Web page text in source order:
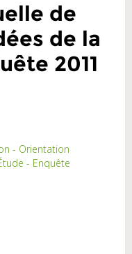
de
de la
2011
- Orientation
- Enquête